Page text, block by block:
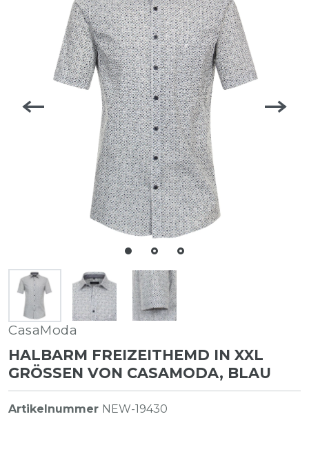
CasaModa
HALBARM FREIZEITHEMD IN XXL
GRÖSSEN VON CASAMODA, BLAU
Artikelnummer NEW-19430